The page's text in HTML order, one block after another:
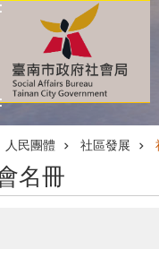
人民團體 社區發展
名冊